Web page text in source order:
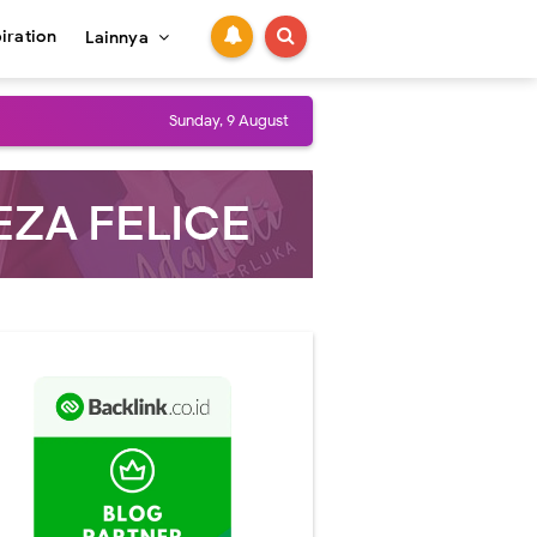
Lainnya
Sunday, 9 August